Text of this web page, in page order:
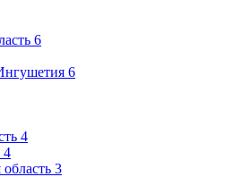
6
6
4
4
3